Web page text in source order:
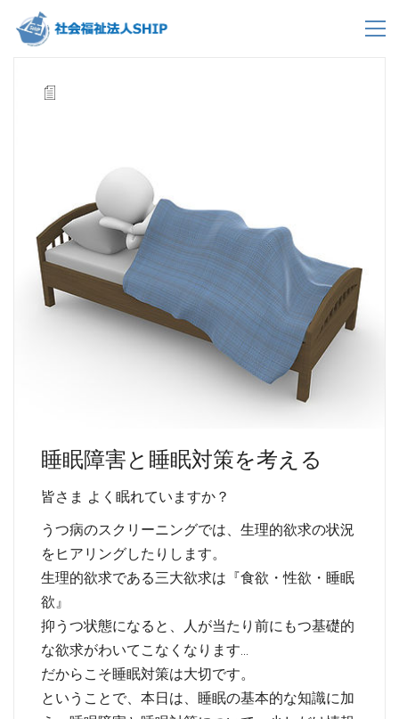
睡眠障害と睡眠対策を考える
皆さま よく眠れていますか？
うつ病のスクリーニングでは、生理的欲求の状況
をヒアリングしたりします。
生理的欲求である三大欲求は『食欲・性欲・睡眠
欲』
抑うつ状態になると、人が当たり前にもつ基礎的
な欲求がわいてこなくなります…
だからこそ睡眠対策は大切です。
ということで、本日は、睡眠の基本的な知識に加